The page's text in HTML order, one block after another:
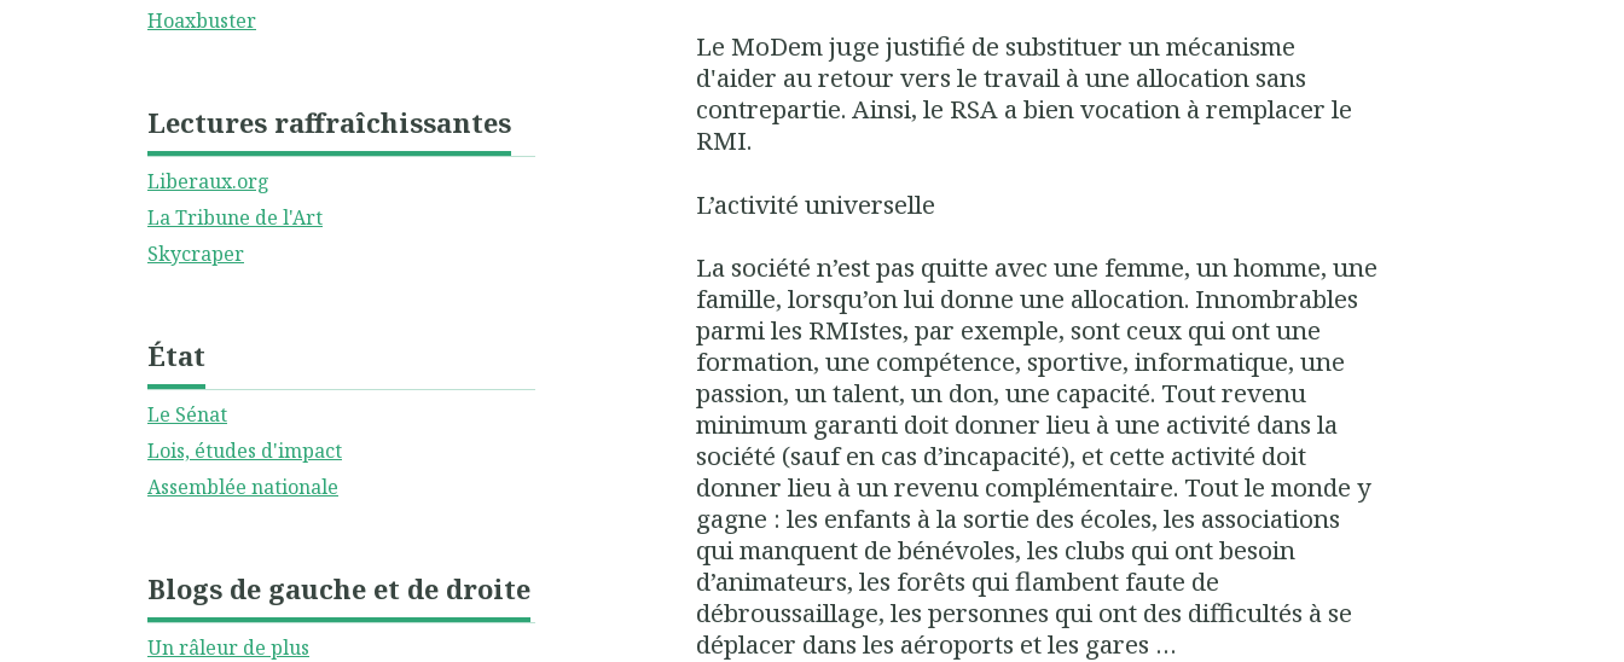
Hoaxbuster
Lectures raffraîchissantes
Liberaux.org
La Tribune de l'Art
Skycraper
État
Le Sénat
Lois, études d'impact
Assemblée nationale
Blogs de gauche et de droite
Un râleur de plus
Le MoDem juge justifié de substituer un mécanisme
d'aider au retour vers le travail à une allocation sans
contrepartie. Ainsi, le RSA a bien vocation à remplacer le
RMI.
L’activité universelle
La société n’est pas quitte avec une femme, un homme, une
famille, lorsqu’on lui donne une allocation. Innombrables
parmi les RMIstes, par exemple, sont ceux qui ont une
formation, une compétence, sportive, informatique, une
passion, un talent, un don, une capacité. Tout revenu
minimum garanti doit donner lieu à une activité dans la
société (sauf en cas d’incapacité), et cette activité doit
donner lieu à un revenu complémentaire. Tout le monde y
gagne : les enfants à la sortie des écoles, les associations
qui manquent de bénévoles, les clubs qui ont besoin
d’animateurs, les forêts qui flambent faute de
débroussaillage, les personnes qui ont des difficultés à se
déplacer dans les aéroports et les gares …